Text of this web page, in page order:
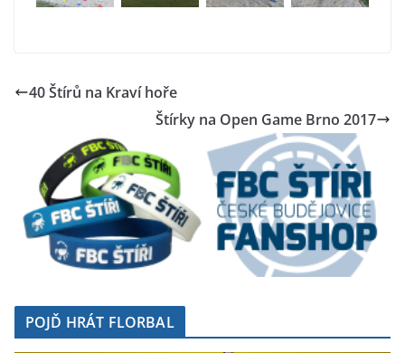
40 Štírů na Kraví hoře
Štírky na Open Game Brno 2017
POJĎ HRÁT FLORBAL